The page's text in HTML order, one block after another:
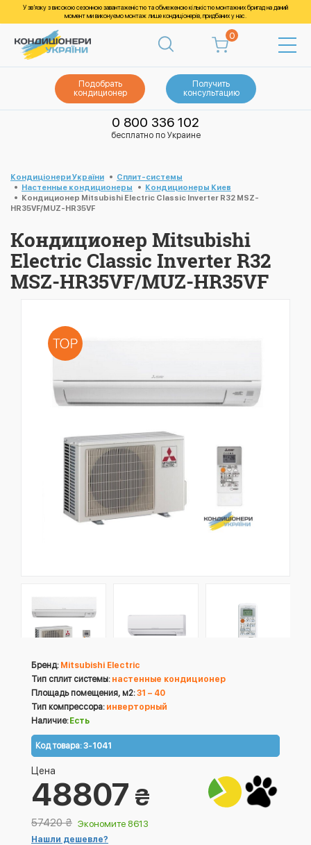
У зв’язку з високою сезонною завантаженістю та обмеженою кількістю монтажних бригад на даний
момент ми виконуємо монтаж лише кондиціонерів, придбаних у нас.
0
Подобрать
кондиционер
Получить
консультацию
0 800 336 102
бесплатно по Украине
Кондиціонери України
Cплит-системы
Настенные кондиционеры
Кондиционеры Киев
Кондиционер Mitsubishi Electric Classic Inverter R32 MSZ-
HR35VF/MUZ-HR35VF
Кондиционер Mitsubishi
Electric Classic Inverter R32
MSZ-HR35VF/MUZ-HR35VF
Бренд: Mitsubishi Electric
Тип сплит системы: настенные кондиционер
Площадь помещения, м2:31 – 40
Тип компрессора: инверторный
Наличие: Есть
Код товара:3-1041
Цена
48807 ₴
57420₴ Экономите 8613
Нашли дешевле?